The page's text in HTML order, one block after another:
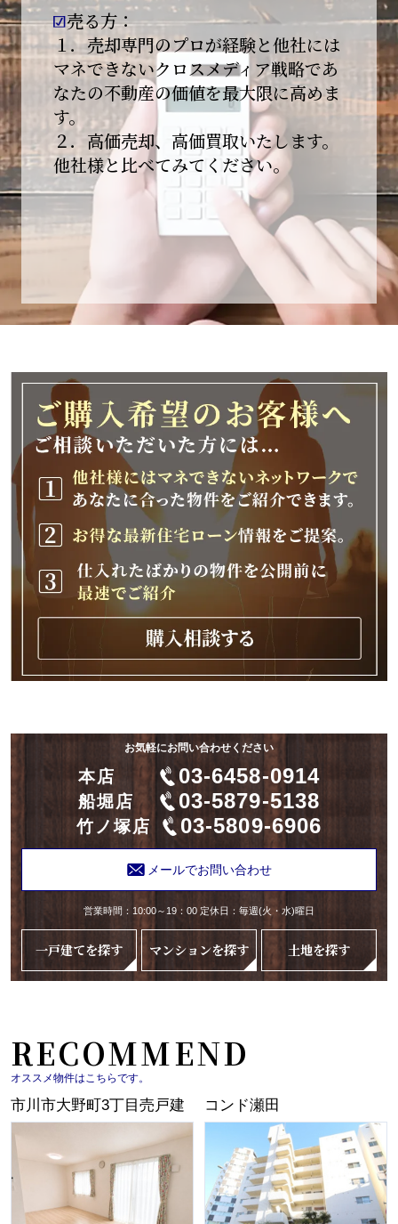
感謝申し上げます。
本年も地域に根ざし、誠実な仕事を積み重ねて
参ります。
引き続きどうぞよろしくお願いいたします。
2025-12-20
【年末年始休業のお知らせ】
平素は格別のご愛顧を賜り、誠にありがとうご
下記期間を年末年始休業とさせて頂きます。
2025年12月25日(木)～2026年1月8日(木)
2026年1月9日(金)以降、順次対応させて頂きま
す。
ご不便をおかけいたしますが、何卒ご理解の程
よろしくお願いいたします。
売る方：
１．売却専門のプロが経験と他社には
マネできないクロスメディア戦略であ
なたの不動産の価値を最大限に高めま
す。
２．高価売却、高価買取いたします。
他社様と比べてみてください。
お気軽にお問い合わせください
本店 03-6458-0914
船堀店 03-5879-5138
竹ノ塚店 03-5809-6906
メールでお問い合わせ
営業時間：10:00～19：00 定休日：毎週(火・水)曜日
一戸建てを探す マンションを探す 土地を探す
RECOMMEND
オススメ物件はこちらです。
市川市大野町3丁目売戸建 コンド瀬田